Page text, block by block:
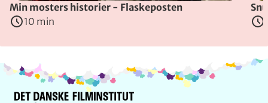
Min mosters historier - Flaskeposten
10 min
Info og kontakt